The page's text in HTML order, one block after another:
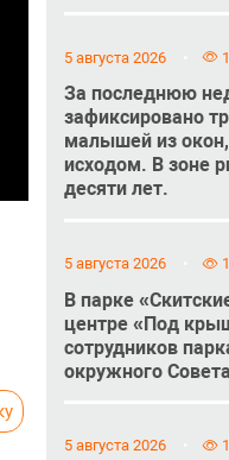
5 августа 2026
За последнюю
зафиксировано
малышей из
исходом. В зоне
десяти лет.
5 августа 2026
В парке
центре «Под
сотрудников
окружного
5 августа 2026